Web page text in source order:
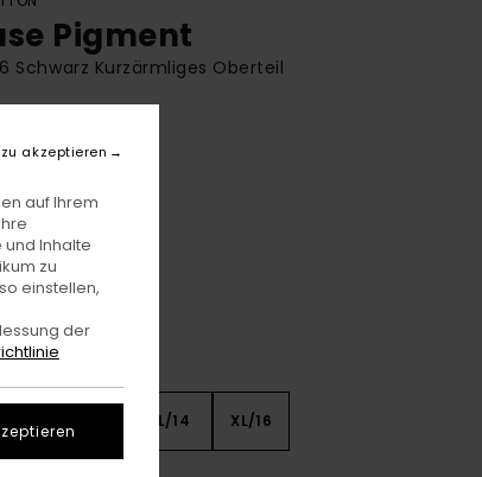
Pigment
Schwarz Kurzärmliges Oberteil
L/14 XL/16
auf Ihrem
Inhalte
zu
einstellen,
der
akzeptieren